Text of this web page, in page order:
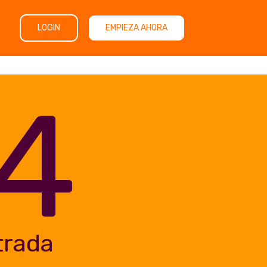
LOGIN EMPIEZA AHORA